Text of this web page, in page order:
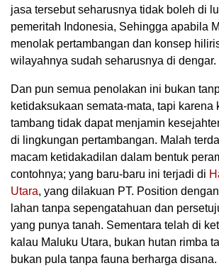
jasa tersebut seharusnya tidak boleh di
pemeritah Indonesia, Sehingga apabila
menolak pertambangan dan konsep
wilayahnya sudah seharusnya di dengar.
Dan pun semua penolakan ini bukan
ketidaksukaan semata-mata, tapi karena
tambang tidak dapat menjamin
di lingkungan pertambangan. Malah
macam ketidakadilan dalam bentuk
contohnya; yang baru-baru ini terjadi di
Utara, yang dilakuan PT. Position
lahan tanpa sepengatahuan dan
yang punya tanah. Sementara telah di
kalau Maluku Utara, bukan hutan rimba
bukan pula tanpa fauna berharga